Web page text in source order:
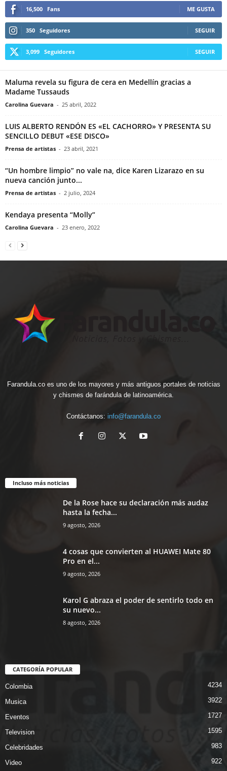
16,500 Fans ME GUSTA
350 Seguidores SEGUIR
3,099 Seguidores SEGUIR
Maluma revela su figura de cera en Medellín gracias a
Madame Tussauds
Carolina Guevara - 25 abril, 2022
LUIS ALBERTO RENDÓN ES «EL CACHORRO» Y PRESENTA SU
SENCILLO DEBUT «ESE DISCO»
Prensa de artistas - 23 abril, 2021
“Un hombre limpio” no vale na, dice Karen Lizarazo en su
nueva canción junto...
Prensa de artistas - 2 julio, 2024
Kendaya presenta “Molly”
Carolina Guevara - 23 enero, 2022
Farandula.co es uno de los mayores y más antiguos portales de noticias
y chismes de farándula de latinoamérica.
Contáctanos: info@farandula.co
Incluso más noticias
De la Rose hace su declaración más audaz
hasta la fecha...
9 agosto, 2026
4 cosas que convierten al HUAWEI Mate 80
Pro en el...
9 agosto, 2026
Karol G abraza el poder de sentirlo todo en
su nuevo...
8 agosto, 2026
CATEGORÍA POPULAR
Colombia 4234
Musica 3922
Eventos 1727
Television 1595
Celebridades 983
Video 922